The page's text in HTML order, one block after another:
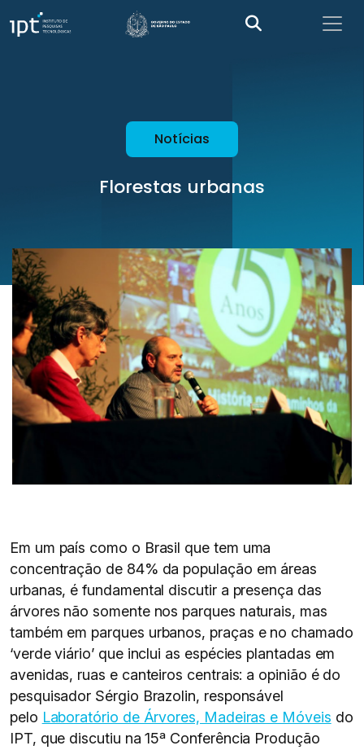
Notícias
Florestas urbanas
Em um país como o Brasil que tem uma
concentração de 84% da população em áreas
urbanas, é fundamental discutir a presença das
árvores não somente nos parques naturais, mas
também em parques urbanos, praças e no chamado
‘verde viário’ que inclui as espécies plantadas em
avenidas, ruas e canteiros centrais: a opinião é do
pesquisador Sérgio Brazolin, responsável
pelo Laboratório de Árvores, Madeiras e Móveis do
IPT, que discutiu na 15ª Conferência Produção